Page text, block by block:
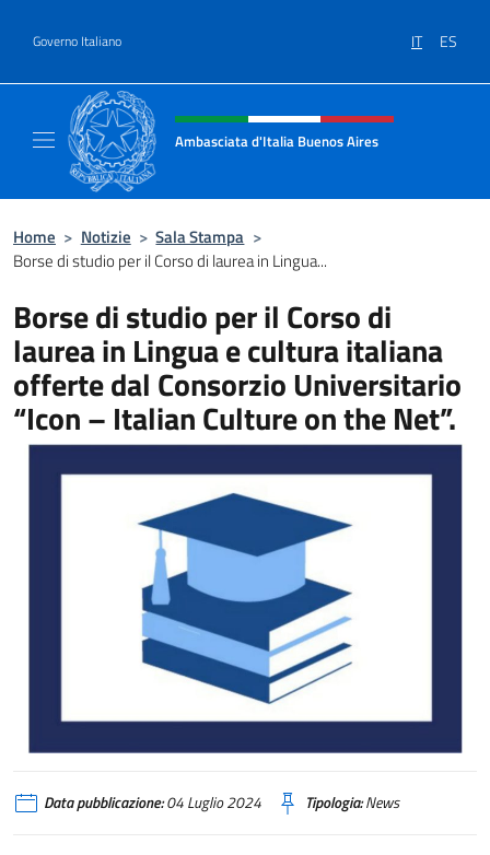
Governo Italiano IT ES
Intestazione sito, social e menù
Ambasciata d'Italia Buenos Aires
Home > Notizie > Sala Stampa >
Borse di studio per il Corso di laurea in Lingua...
Borse di studio per il Corso di
laurea in Lingua e cultura italiana
offerte dal Consorzio Universitario
“Icon – Italian Culture on the Net”.
Data pubblicazione:04 Luglio 2024 Tipologia:News